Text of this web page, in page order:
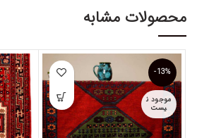
محصولات مشابه
-13%
موجود ن
یست